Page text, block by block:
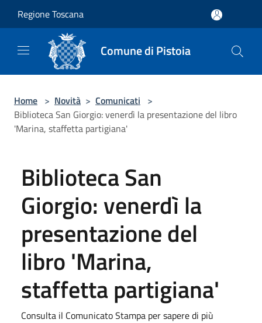
Regione Toscana
Comune di Pistoia
Home > Novità > Comunicati >
Biblioteca San Giorgio: venerdì la presentazione del libro
'Marina, staffetta partigiana'
Biblioteca San
Giorgio: venerdì la
presentazione del
libro 'Marina,
staffetta partigiana'
Consulta il Comunicato Stampa per sapere di più